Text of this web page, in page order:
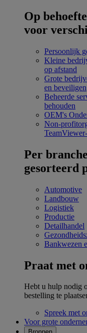
Op behoefte
voor
Persoonlijk
Kleine
op afstand
Grote
en beveiligen
Beheerde
behouden
OEM's
Non-
Per
gesorteerd
Automotive
Landbouw
Logistiek
Productie
Detailhandel
Bankwezen
Praat met
Hebt u hulp nodig
bestelling te
Spreek met
Voor grote